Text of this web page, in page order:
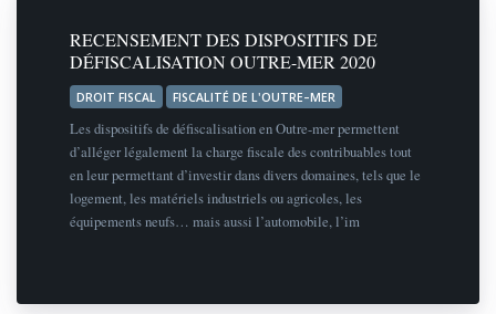
RECENSEMENT DES DISPOSITIFS DE
DÉFISCALISATION OUTRE-MER 2020
DROIT FISCAL FISCALITÉ DE L'OUTRE–MER
Les dispositifs de défiscalisation en Outre-mer permettent
d’alléger légalement la charge fiscale des contribuables tout
en leur permettant d’investir dans divers domaines, tels que le
logement, les matériels industriels ou agricoles, les
équipements neufs… mais aussi l’automobile, l’im